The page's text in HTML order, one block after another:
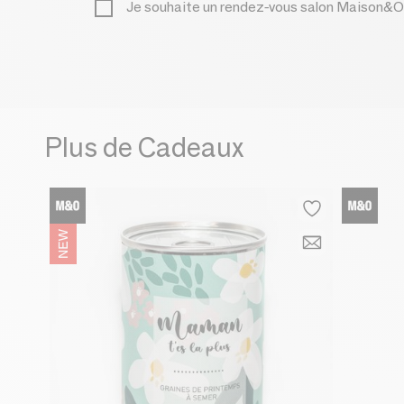
Je souhaite un rendez-vous salon
Plus de Cadeaux